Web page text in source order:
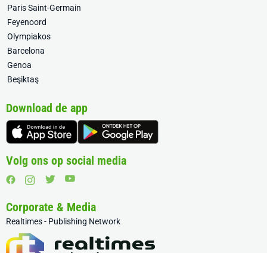
Paris Saint-Germain
Feyenoord
Olympiakos
Barcelona
Genoa
Beşiktaş
Download de app
Volg ons op social media
Corporate & Media
Realtimes - Publishing Network